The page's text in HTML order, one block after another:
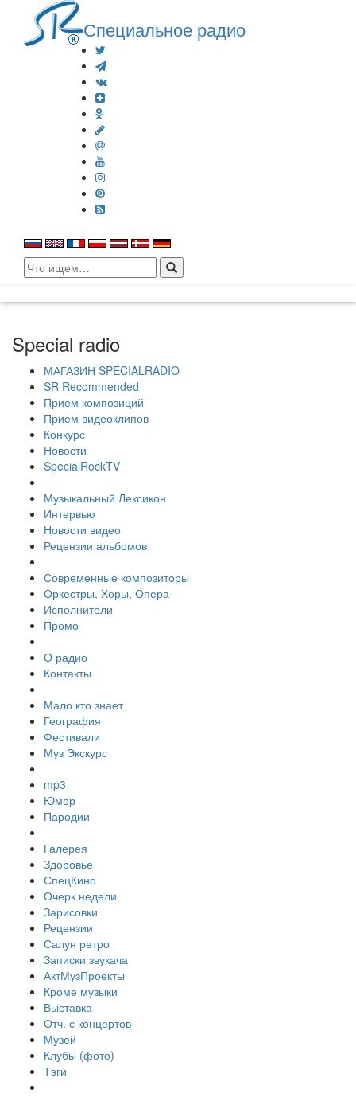
Специальное радио
Search
for:
Special radio
МАГАЗИН SPECIALRADIO
SR Recommended
Прием композиций
Прием видеоклипов
Конкурс
Новости
SpecialRockTV
Музыкальный Лексикон
Интервью
Новости видео
Рецензии альбомов
Современные композиторы
Оркестры, Хоры, Опера
Исполнители
Промо
О радио
Контакты
Мало кто знает
География
Фестивали
Муз Экскурс
mp3
Юмор
Пародии
Галерея
Здоровье
СпецКино
Очерк недели
Зарисовки
Рецензии
Салун ретро
Записки звукача
АктМузПроекты
Кроме музыки
Выставка
Отч. с концертов
Музей
Клубы (фото)
Тэги